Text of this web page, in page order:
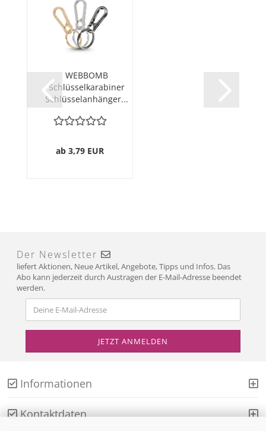
WEBBOMB
Schlüsselkarabiner
Schlüsselanhänger...
ab 3,79 EUR
Der Newsletter
liefert Aktionen, Neue Artikel, Angebote, Tipps und Infos. Das
Abo kann jederzeit durch Austragen der E-Mail-Adresse beendet
werden.
Informationen
Kontaktdaten